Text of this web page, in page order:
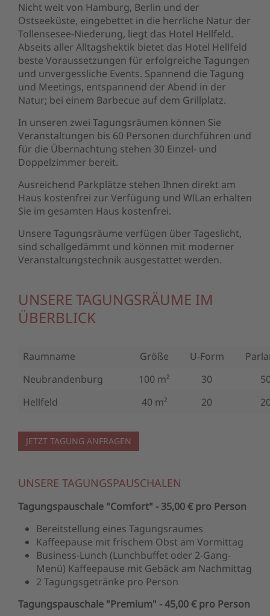
Nicht weit von Hamburg, Berlin und der
Ostseeküste, eingebettet in die herrliche Natur der
Tollensesee-Niederung, liegt das Hotel Hellfeld.
Abseits aller Alltagshektik bietet das Hotel Hellfeld
beste Voraussetzungen für erfolgreiche Tagungen
und unvergessliche Events. Spannend die Tagung
und Meetings, entspannend der Abend in der
Natur; bei einem Barbecue auf dem Grillplatz.
In unseren zwei Tagungsräumen können Sie
Veranstaltungen bis 60 Personen durchführen und
für die Übernachtung stehen 30 Einzel- und
Doppelzimmer bereit.
Ausreichend Parkplätze stehen Ihnen direkt am
Haus kostenfrei zur Verfügung und WlLan erhalten
Sie im gesamten Haus kostenfrei.
Unsere Tagungsräume verfügen über Tageslicht,
sind schallgedämmt und können mit moderner
Veranstaltungstechnik ausgestattet werden.
UNSERE TAGUNGSRÄUME IM
ÜBERBLICK
Raumname Größe U-Form
Neubrandenburg
100 m² 30
Hellfeld
40 m² 20
JETZT TAGUNG ANFRAGEN
UNSERE TAGUNGSPAUSCHALEN
Tagungspauschale "Comfort" - 35,00 € pro Person
Bereitstellung eines Tagungsraumes
Kaffeepause mit frischem Obst am Vormittag
Business-Lunch (Lunchbuffet oder 2-Gang-
Menü) Kaffeepause mit Gebäck am Nachmittag
2 Tagungsgetränke pro Person
Tagungspauschale "Premium" - 45,00 € pro Person